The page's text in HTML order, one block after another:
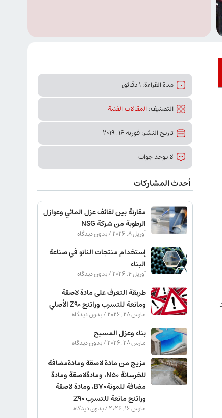
مدة القراءة: 1 دقائق
التصنیف:المقالات الفنیة
تاريخ النشر: فوریه 16, 2019
لا يوجد جواب
أحدث المشاركات
مقارنة بين لفائف عزل المائي وعوازل
الرطوبة من شركة NSG
آوریل 8, 2026 بدون دیدگاه
إستخدام منتجات النانو في صناعة
البناء
آوریل 4, 2026 بدون دیدگاه
طريقة التعرف على مادة لاصقة
ومانعة للتسرب وراتنج Z90 الأصلي
مارس 28, 2026 بدون دیدگاه
بناء وعزل المسبح
مارس 28, 2026 بدون دیدگاه
مزيج من مادة لاصقة ومادةمضافة
للخرسانة N50، ومادةلاصقة ومادة
مضافة للمونةB70، ومادة لاصقة
وراتنج مانعة للتسرب Z90
مارس 16, 2026 بدون دیدگاه